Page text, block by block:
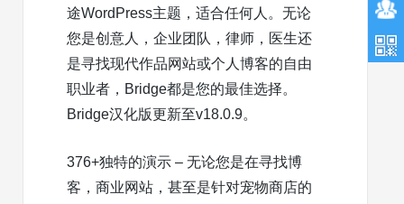
途WordPress主题，适合任何人。无论
您是创意人，企业团队，律师，医生还
是寻找现代作品网站或个人博客的自由
职业者，Bridge都是您的最佳选择。
Bridge汉化版更新至v18.0.9。
376+独特的演示 – 无论您是在寻找博
客，商业网站，甚至是针对宠物商店的